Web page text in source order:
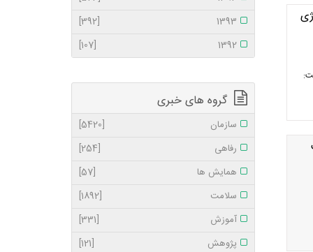
1393
[392]
1392
[107]
گروه های خبری
سازمان
[5420]
رفاهی
[254]
همایش ها
[57]
سلامت
[1892]
آموزش
[331]
پژوهش
[121]